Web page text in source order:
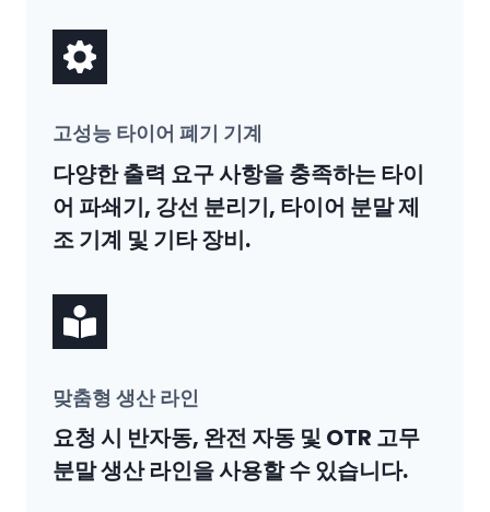
고성능 타이어 폐기 기계
다양한 출력 요구 사항을 충족하는 타이
어 파쇄기, 강선 분리기, 타이어 분말 제
조 기계 및 기타 장비.
맞춤형 생산 라인
요청 시 반자동, 완전 자동 및 OTR 고무
분말 생산 라인을 사용할 수 있습니다.